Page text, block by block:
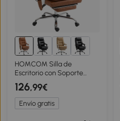
HOMCOM Silla de
Escritorio con Soporte
Lumbar Inflable Tapizada
en PU Reposapiés
Respaldo Reclinable Altura
Ajustable Marrón
126,99€
Envío gratis